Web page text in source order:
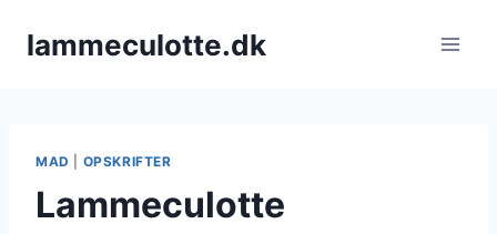
lammeculotte.dk
MAD OPSKRIFTER
Lammeculotte